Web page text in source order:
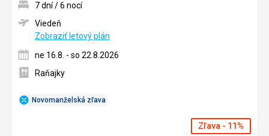
Novomanželská zľava
7 dní / 6 nocí
Viedeň
Zobraziť letový plán
ne 16.8. - so 22.8.2026
Raňajky
Zľava - 11%